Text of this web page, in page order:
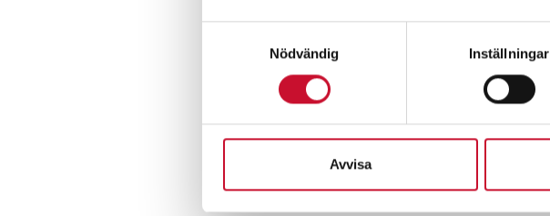
Nödvändig
Inställningar
Avvisa
1,090.00